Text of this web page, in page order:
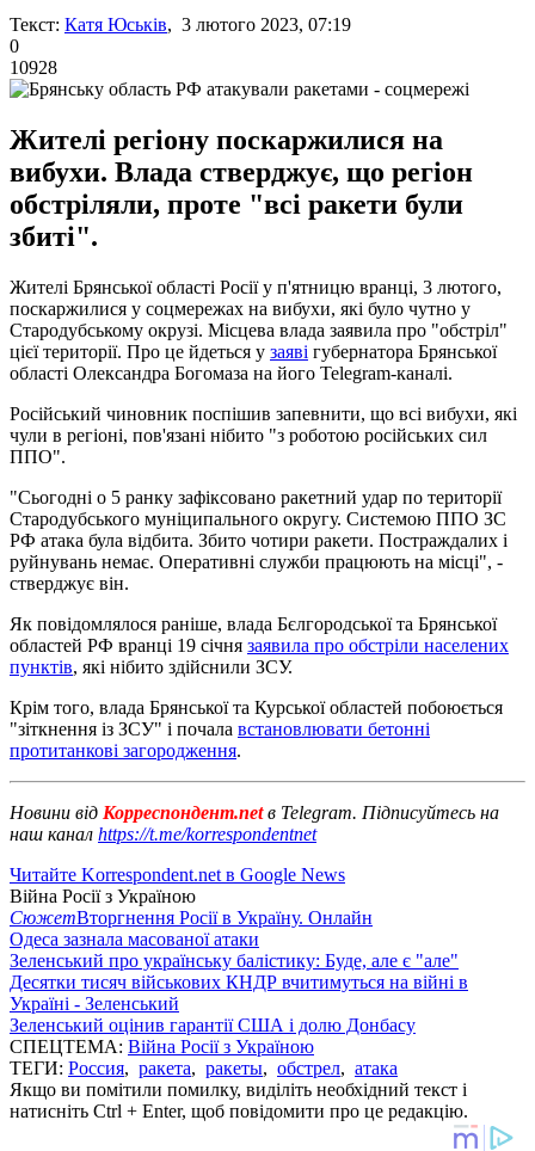
Текст: Катя Юськів, 3 лютого 2023, 07:19
0
10928
Жителі регіону поскаржилися на
вибухи. Влада стверджує, що регіон
обстріляли, проте "всі ракети були
збиті".
Жителі Брянської області Росії у п'ятницю вранці, 3 лютого,
поскаржилися у соцмережах на вибухи, які було чутно у
Стародубському окрузі. Місцева влада заявила про "обстріл"
цієї території. Про це йдеться у заяві губернатора Брянської
області Олександра Богомаза на його Telegram-каналі.
Російський чиновник поспішив запевнити, що всі вибухи, які
чули в регіоні, пов'язані нібито "з роботою російських сил
ППО".
"Сьогодні о 5 ранку зафіксовано ракетний удар по території
Стародубського муніципального округу. Системою ППО ЗС
РФ атака була відбита. Збито чотири ракети. Постраждалих і
руйнувань немає. Оперативні служби працюють на місці", -
стверджує він.
Як повідомлялося раніше, влада Бєлгородської та Брянської
областей РФ вранці 19 січня заявила про обстріли населених
пунктів, які нібито здійснили ЗСУ.
Крім того, влада Брянської та Курської областей побоюється
"зіткнення із ЗСУ" і почала встановлювати бетонні
протитанкові загородження.
Новини від Корреспондент.netв Telegram. Підписуйтесь на
наш канал https://t.me/korrespondentnet
Читайте Korrespondent.net в Google News
Війна Росії з Україною
СюжетВторгнення Росії в Україну. Онлайн
Одеса зазнала масованої атаки
Зеленський про українську балістику: Буде, але є "але"
Десятки тисяч військових КНДР вчитимуться на війні в
Україні - Зеленський
Зеленський оцінив гарантії США і долю Донбасу
СПЕЦТЕМА: Війна Росії з Україною
ТЕГИ: Россия, ракета, ракеты, обстрел, атака
Якщо ви помітили помилку, виділіть необхідний текст і
натисніть Ctrl + Enter, щоб повідомити про це редакцію.